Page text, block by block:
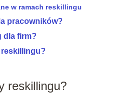
w ramach reskillingu
pracowników?
dla firm?
reskillingu?